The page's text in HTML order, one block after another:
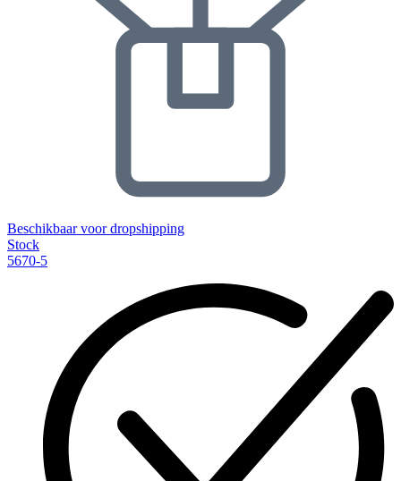
Beschikbaar voor dropshipping
Stock
5670-5